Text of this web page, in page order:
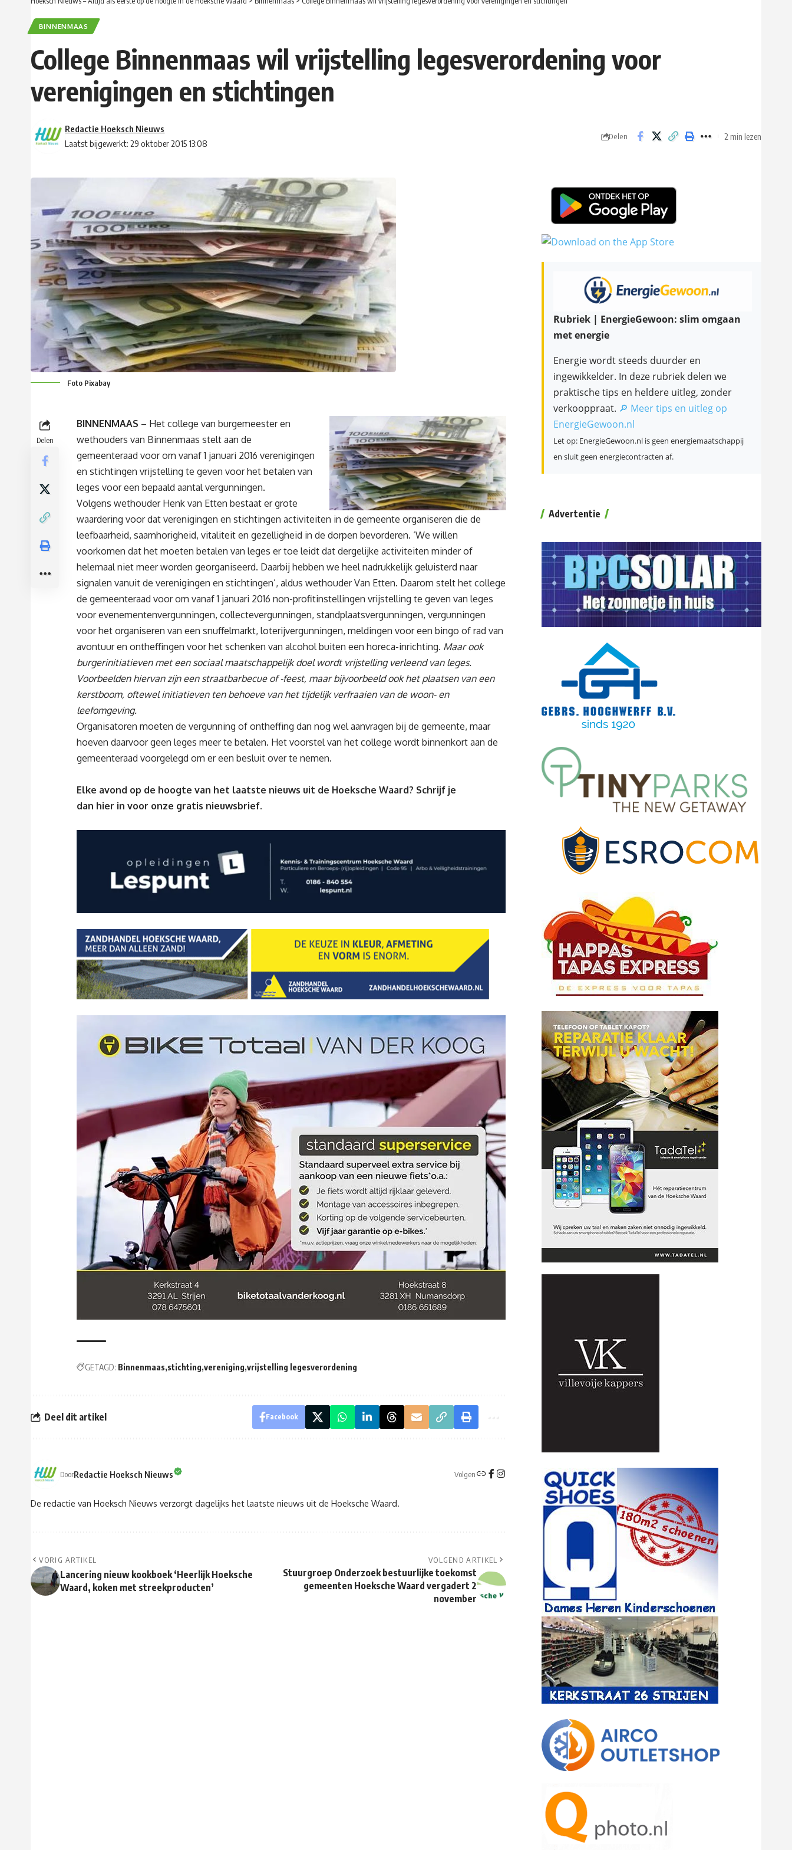
BINNENMAAS
College Binnenmaas wil vrijstelling legesverordening voor
verenigingen en stichtingen
Laatst bijgewerkt: 29 oktober 2015 13:08
Redactie Hoeksch Nieuws
Delen 2 min lezen
Foto Pixabay
Delen
BINNENMAAS – Het college van burgemeester en
wethouders van Binnenmaas stelt aan de
gemeenteraad voor om vanaf 1 januari 2016 verenigingen
en stichtingen vrijstelling te geven voor het betalen van
leges voor een bepaald aantal vergunningen.
Volgens wethouder Henk van Etten bestaat er grote
waardering voor dat verenigingen en stichtingen activiteiten in de gemeente organiseren die de
leefbaarheid, saamhorigheid, vitaliteit en gezelligheid in de dorpen bevorderen. ‘We willen
voorkomen dat het moeten betalen van leges er toe leidt dat dergelijke activiteiten minder of
helemaal niet meer worden georganiseerd. Daarbij hebben we heel nadrukkelijk geluisterd naar
signalen vanuit de verenigingen en stichtingen’, aldus wethouder Van Etten. Daarom stelt het college
de gemeenteraad voor om vanaf 1 januari 2016 non-profitinstellingen vrijstelling te geven van leges
voor evenementenvergunningen, collectevergunningen, standplaatsvergunningen, vergunningen
voor het organiseren van een snuffelmarkt, loterijvergunningen, meldingen voor een bingo of rad van
avontuur en ontheffingen voor het schenken van alcohol buiten een horeca-inrichting. Maar ook
burgerinitiatieven met een sociaal maatschappelijk doel wordt vrijstelling verleend van leges.
Voorbeelden hiervan zijn een straatbarbecue of -feest, maar bijvoorbeeld ook het plaatsen van een
kerstboom, oftewel initiatieven ten behoeve van het tijdelijk verfraaien van de woon- en
leefomgeving.
Organisatoren moeten de vergunning of ontheffing dan nog wel aanvragen bij de gemeente, maar
hoeven daarvoor geen leges meer te betalen. Het voorstel van het college wordt binnenkort aan de
gemeenteraad voorgelegd om er een besluit over te nemen.
Elke avond op de hoogte van het laatste nieuws uit de Hoeksche Waard? Schrijf je
dan hier in voor onze gratis nieuwsbrief.
GETAGD: Binnenmaas stichting vereniging vrijstelling legesverordening
Deel dit artikel Facebook
DoorRedactie Hoeksch Nieuws Volgen
De redactie van Hoeksch Nieuws verzorgt dagelijks het laatste nieuws uit de Hoeksche Waard.
VORIG ARTIKEL
Lancering nieuw kookboek ‘Heerlijk Hoeksche
Waard, koken met streekproducten’
VOLGEND ARTIKEL
Stuurgroep Onderzoek bestuurlijke toekomst
gemeenten Hoeksche Waard vergadert 2
november
Rubriek | EnergieGewoon: slim omgaan
met energie
Energie wordt steeds duurder en
ingewikkelder. In deze rubriek delen we
praktische tips en heldere uitleg, zonder
verkooppraat. 🔎 Meer tips en uitleg op
EnergieGewoon.nl
Let op: EnergieGewoon.nl is geen energiemaatschappij
en sluit geen energiecontracten af.
Advertentie